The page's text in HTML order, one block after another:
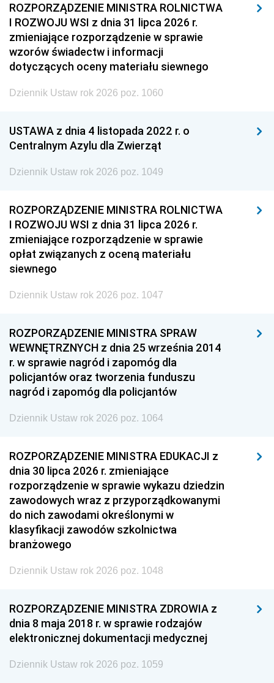
ROZPORZĄDZENIE MINISTRA ROLNICTWA
I ROZWOJU WSI z dnia 31 lipca 2026 r.
zmieniające rozporządzenie w sprawie
wzorów świadectw i informacji
dotyczących oceny materiału siewnego
Dziennik Ustaw rok 2026 poz. 1060
USTAWA z dnia 4 listopada 2022 r. o
Centralnym Azylu dla Zwierząt
Dziennik Ustaw rok 2026 poz. 1049
ROZPORZĄDZENIE MINISTRA ROLNICTWA
I ROZWOJU WSI z dnia 31 lipca 2026 r.
zmieniające rozporządzenie w sprawie
opłat związanych z oceną materiału
siewnego
Dziennik Ustaw rok 2026 poz. 1047
ROZPORZĄDZENIE MINISTRA SPRAW
WEWNĘTRZNYCH z dnia 25 września 2014
r. w sprawie nagród i zapomóg dla
policjantów oraz tworzenia funduszu
nagród i zapomóg dla policjantów
Dziennik Ustaw rok 2026 poz. 1064
ROZPORZĄDZENIE MINISTRA EDUKACJI z
dnia 30 lipca 2026 r. zmieniające
rozporządzenie w sprawie wykazu dziedzin
zawodowych wraz z przyporządkowanymi
do nich zawodami określonymi w
klasyfikacji zawodów szkolnictwa
branżowego
Dziennik Ustaw rok 2026 poz. 1048
ROZPORZĄDZENIE MINISTRA ZDROWIA z
dnia 8 maja 2018 r. w sprawie rodzajów
elektronicznej dokumentacji medycznej
Dziennik Ustaw rok 2026 poz. 1059